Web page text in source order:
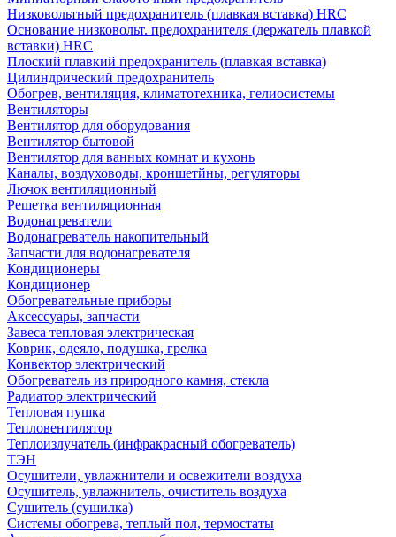
Низковольтный предохранитель (плавкая вставка) HRC
Основание низковольт. предохранителя (держатель плавкой
вставки) HRC
Плоский плавкий предохранитель (плавкая вставка)
Цилиндрический предохранитель
Обогрев, вентиляция, климатотехника, гелиосистемы
Вентиляторы
Вентилятор для оборудования
Вентилятор бытовой
Вентилятор для ванных комнат и кухонь
Каналы, воздуховоды, кроншетйны, регуляторы
Лючок вентиляционный
Решетка вентиляционная
Водонагреватели
Водонагреватель накопительный
Запчасти для водонагревателя
Кондиционеры
Кондиционер
Обогревательные приборы
Аксессуары, запчасти
Завеса тепловая электрическая
Коврик, одеяло, подушка, грелка
Конвектор электрический
Обогреватель из природного камня, стекла
Радиатор электрический
Тепловая пушка
Тепловентилятор
Теплоизлучатель (инфракрасный обогреватель)
ТЭН
Осушители, увлажнители и освежители воздуха
Осушитель, увлажнитель, очиститель воздуха
Сушитель (сушилка)
Системы обогрева, теплый пол, термостаты